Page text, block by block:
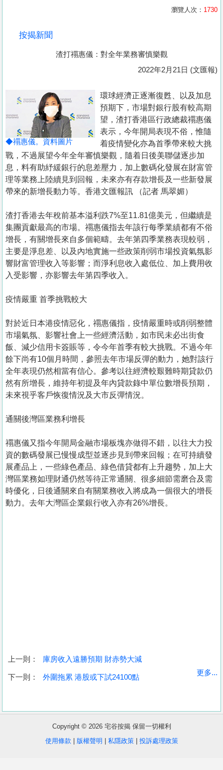
置
業
手
冊
關
於
我
們
收
盤
瀏覽人次： 1730
按揭新聞
渣打禤惠儀：對全年業務審慎樂觀
2022年2月21日 (文匯報)
◆禤惠儀。資料圖片
環球經濟正逐漸復甦、以及加息
預期下，市場對銀行股有較高期
望，渣打香港區行政總裁禤惠儀
表示，今年開局表現不俗，惟隨
着疫情變化亦為首季帶來較大挑
戰，不過展望今年全年審慎樂觀，隨着日後美聯儲逐步加
息，料有助紓緩銀行的息差壓力，加上數碼化發展在財富管
理等業務上陸續見到回報，未來亦有存款增長及一些新發展
帶來的新增長動力等。香港文匯報訊 （記者 馬翠媚）
渣打香港去年稅前基本溢利跌7%至11.81億美元，但繼續是
集團貢獻最高的市場。禤惠儀指去年該行每季業績都有不俗
增長，有關增長來自多個範疇。去年第四季業務表現較弱，
主要是淨息差、以及內地實施一些政策削弱市場投資氣氛影
響財富管理收入等影響；而淨利息收入處低位、加上費用收
入受影響，亦影響去年第四季收入。
疫情嚴重 首季挑戰較大
對於近日本港疫情惡化，禤惠儀指，疫情嚴重時或削弱整體
市場氣氛、影響社會上一些經濟活動，如市民未必出街食
飯、減少信用卡簽賬等，令今年首季有較大挑戰。不過今年
餘下尚有10個月時間，參照去年市場反彈的動力，她對該行
全年表現仍然相當有信心。參考以往經濟較艱難時期貸款仍
然有所增長，維持年初提及年內貸款錄中單位數增長預期，
未來視乎客戶恢復情況及大市反彈情況。
通關後灣區業務利增長
禤惠儀又指今年開局金融市場板塊亦做得不錯，以往大力投
資的數碼發展已慢慢成型並逐步見到帶來回報；在可持續發
展產品上，一些綠色產品、綠色借貸都有上升趨勢，加上大
灣區業務如理財通仍然等待正常通關、很多細節需磨合及需
時優化，日後通關來自有關業務收入將成為一個很大的增長
動力。去年大灣區企業銀行收入亦有26%增長。
上一則： 庫房收入遠勝預期 財赤勢大減
下一則： 外圍拖累 港股或下試24100點
更多...
Copyright © 2026 宅谷按揭 保留一切權利
使用條款
版權聲明 私隱政策| 投訴處理政策